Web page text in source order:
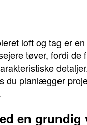
loft og tag er
tøver, fordi
du planlægger
en grundig